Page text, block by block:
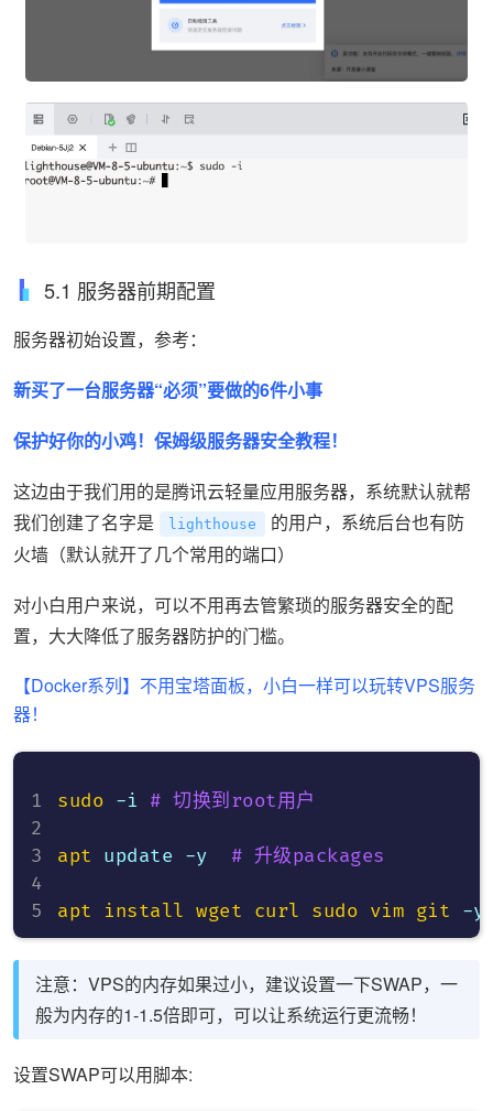
5.1 服务器前期配置
服务器初始设置，参考：
新买了一台服务器“必须”要做的6件小事
保护好你的小鸡！保姆级服务器安全教程！
这边由于我们用的是腾讯云轻量应用服务器，系统默认就帮
我们创建了名字是
lighthouse
的用户，系统后台也有防
火墙（默认就开了几个常用的端口）
对小白用户来说，可以不用再去管繁琐的服务器安全的配
置，大大降低了服务器防护的门槛。
【Docker系列】不用宝塔面板，小白一样可以玩转VPS服务
器！
sudo -i # 切换到root用户
apt update -y # 升级packages
apt install wget curl sudo vim git -
注意：VPS的内存如果过小，建议设置一下SWAP，一
般为内存的1-1.5倍即可，可以让系统运行更流畅！
设置SWAP可以用脚本: